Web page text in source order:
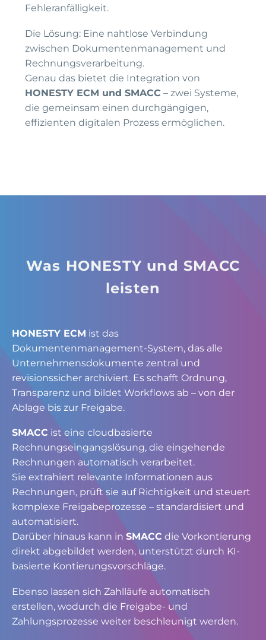
Fehleranfälligkeit.
Die Lösung: Eine nahtlose Verbindung
zwischen Dokumentenmanagement und
Rechnungsverarbeitung.
Genau das bietet die Integration von
HONESTY ECM und SMACC – zwei Systeme,
die gemeinsam einen durchgängigen,
effizienten digitalen Prozess ermöglichen.
Was HONESTY und SMACC
leisten
HONESTY ECM ist das
Dokumentenmanagement-System, das alle
Unternehmensdokumente zentral und
revisionssicher archiviert. Es schafft Ordnung,
Transparenz und bildet Workflows ab – von der
Ablage bis zur Freigabe.
SMACC ist eine cloudbasierte
Rechnungseingangslösung, die eingehende
Rechnungen automatisch verarbeitet.
Sie extrahiert relevante Informationen aus
Rechnungen, prüft sie auf Richtigkeit und steuert
komplexe Freigabeprozesse – standardisiert und
automatisiert.
Darüber hinaus kann in SMACC die Vorkontierung
direkt abgebildet werden, unterstützt durch KI-
basierte Kontierungsvorschläge.
Ebenso lassen sich Zahlläufe automatisch
erstellen, wodurch die Freigabe- und
Zahlungsprozesse weiter beschleunigt werden.